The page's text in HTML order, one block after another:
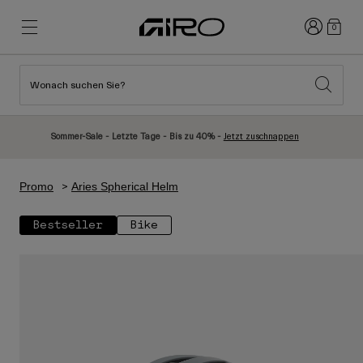
Neuzugänge
Rennrad Helme
Neuzugänge
Ski
Anmelden
0
Wonach suchen Sie?
Sommer-Sale - Letzte Tage - Bis zu 40% - Jetzt zuschnappen
Promo Aries Spherical Helm
Bestseller Bike